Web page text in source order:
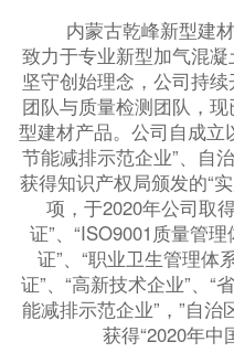
内蒙古乾峰新型建材
致力于专业新型加气混
坚守创始理念，公司持
团队与质量检测团队，
型建材产品。公司自成立
节能减排示范企业”、自
获得知识产权局颁发的“
项，于2020年公司取
证”、“ISO9001质量管
证”、“职业卫生管理体
证”、“高新技术企业”、“
能减排示范企业”，”自治
获得“2020年中